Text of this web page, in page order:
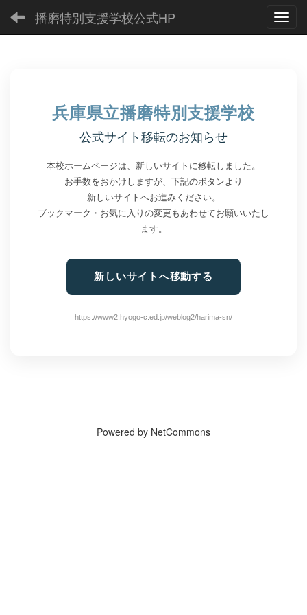
播磨特別支援学校公式HP
兵庫県立播磨特別支援学校
公式サイト移転のお知らせ
本校ホームページは、新しいサイトに移転しました。
お手数をおかけしますが、下記のボタンより
新しいサイトへお進みください。
ブックマーク・お気に入りの変更もあわせてお願いいたし
ます。
新しいサイトへ移動する
https://www2.hyogo-c.ed.jp/weblog2/harima-sn/
Powered by NetCommons